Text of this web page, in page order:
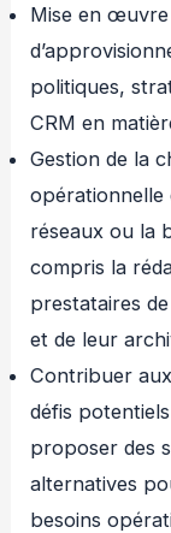
Mise en œuvre
politiques,
CRM en
Gestion de la
opérationnelle
réseaux ou la
compris la
prestataires
et de leur
Contribuer
défis
proposer des
alternatives
besoins